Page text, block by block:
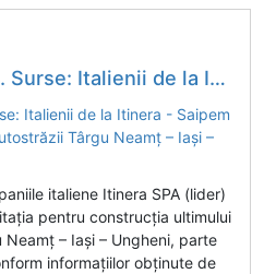
ultimul tronson al Autostrăzii Târgu Neamț – Iași – Ungheni
italiene Itinera SPA (lider)
pentru construcția ultimului
– Iași – Ungheni, parte
informațiilor obținute de